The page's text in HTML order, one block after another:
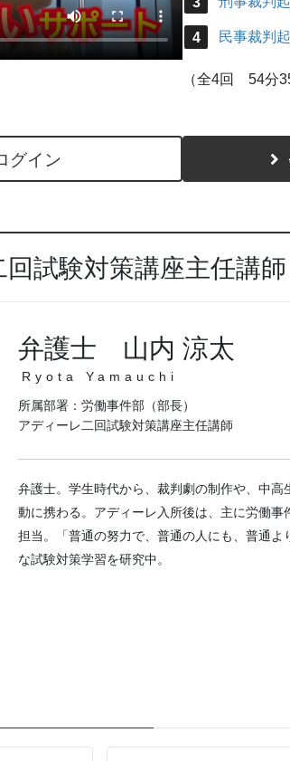
民事裁判
（全4回 54分
グイン
回試験対策講座主任講
弁護士 山内 涼太
Ryota Yamauchi
所属部署：労働事件部（部長）
アディーレ二回試験対策講座主任講師
弁護士。学生時代から、裁判劇の制作や、中
動に携わる。アディーレ入所後は、主に労働
担当。「普通の努力で、普通の人にも、普通
な試験対策学習を研究中。